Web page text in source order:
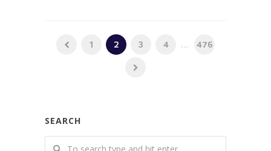
1 2 3 4 ... 476
SEARCH